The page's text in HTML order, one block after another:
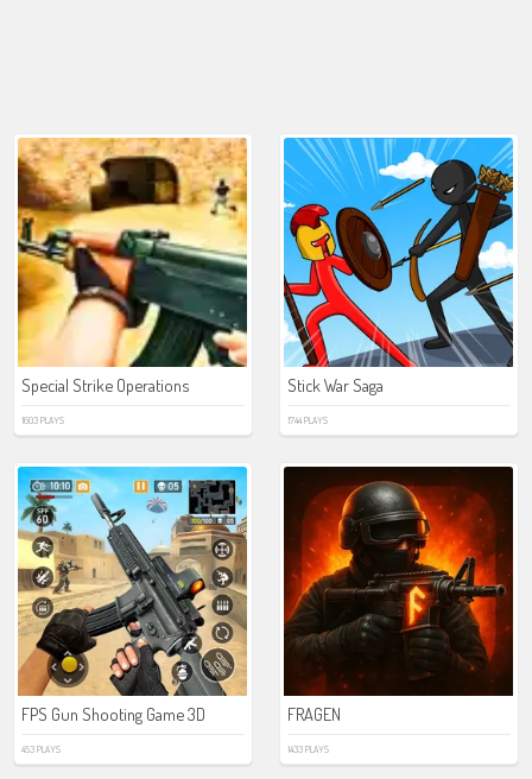
Special Strike Operations
1603 PLAYS
Stick War Saga
1744 PLAYS
FPS Gun Shooting Game 3D
453 PLAYS
FRAGEN
1433 PLAYS